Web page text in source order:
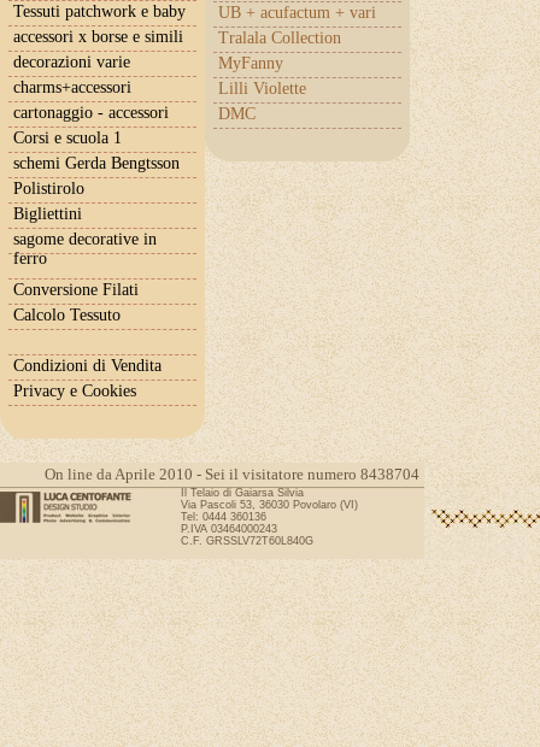
UB + acufactum + vari
Tralala Collection
MyFanny
Lilli Violette
DMC
Tessuti patchwork e baby
accessori x borse e simili
decorazioni varie
charms+accessori
cartonaggio - accessori
Corsi e scuola 1
schemi Gerda Bengtsson
Polistirolo
Bigliettini
sagome decorative in
ferro
Conversione Filati
Calcolo Tessuto
Condizioni di Vendita
Privacy e Cookies
On line da Aprile 2010 - Sei il visitatore numero 8438704
Il Telaio di Gaiarsa Silvia
Via Pascoli 53, 36030 Povolaro (VI)
Tel: 0444 360136
P.IVA 03464000243
C.F. GRSSLV72T60L840G